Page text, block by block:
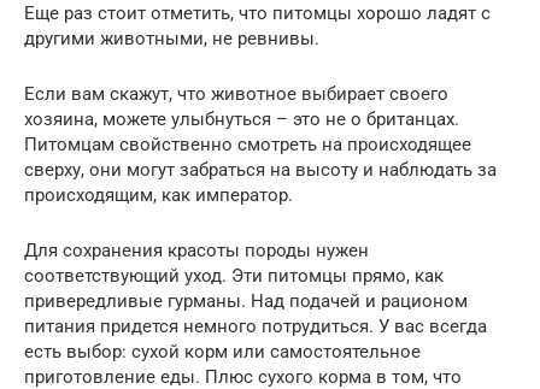
Еще раз стоит отметить, что питомцы хорошо ладят с
другими животными, не ревнивы.
Если вам скажут, что животное выбирает своего
хозяина, можете улыбнуться – это не о британцах.
Питомцам свойственно смотреть на происходящее
сверху, они могут забраться на высоту и наблюдать за
происходящим, как император.
Для сохранения красоты породы нужен
соответствующий уход. Эти питомцы прямо, как
привередливые гурманы. Над подачей и рационом
питания придется немного потрудиться. У вас всегда
есть выбор: сухой корм или самостоятельное
приготовление еды. Плюс сухого корма в том, что